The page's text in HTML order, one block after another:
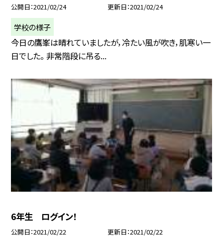
公開日 2021/02/24 更新日 2021/02/24
学校の様子
今日の鷹峯は晴れていましたが，冷たい風が吹き，肌寒い一
日でした。 非常階段に吊る...
6年生 ログイン！
公開日 2021/02/22 更新日 2021/02/22